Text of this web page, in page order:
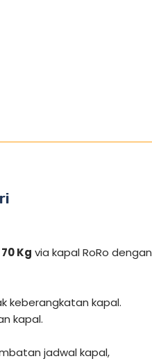
70 Kg via kapal RoRo dengan
keberangkatan kapal.
kapal.
jadwal kapal,